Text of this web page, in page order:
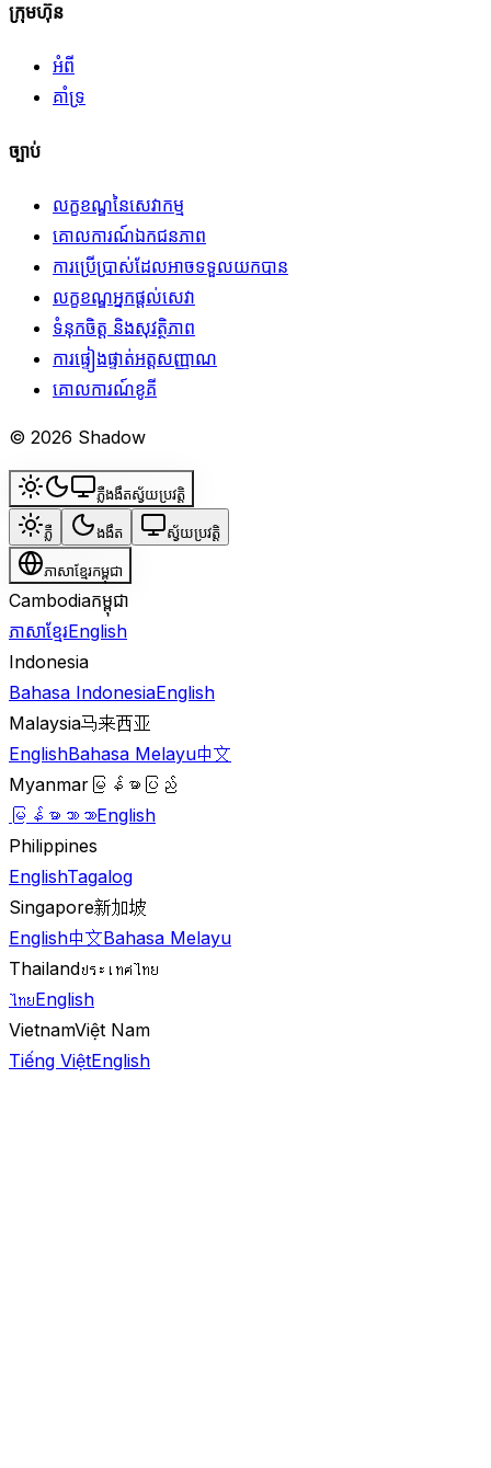
ក្រុមហ៊ុន
អំពី
គាំទ្រ
ច្បាប់
លក្ខខណ្ឌនៃសេវាកម្ម
គោលការណ៍ឯកជនភាព
ការប្រើប្រាស់ដែលអាចទទួលយកបាន
លក្ខខណ្ឌអ្នកផ្តល់សេវា
ទំនុកចិត្ត និងសុវត្ថិភាព
ការផ្ទៀងផ្ទាត់អត្តសញ្ញាណ
គោលការណ៍ខូគី
© 2026 Shadow
ភ្លឺងងឹតស្វ័យប្រវត្តិ
ភ្លឺ ងងឹត ស្វ័យប្រវត្តិ
ភាសាខ្មែរកម្ពុជា
Cambodiaកម្ពុជា
ភាសាខ្មែរEnglish
Indonesia
Bahasa IndonesiaEnglish
Malaysia马来西亚
EnglishBahasa Melayu中文
Myanmar မြန်မာပြည်
မြန်မာဘာသာEnglish
Philippines
EnglishTagalog
Singapore新加坡
English中文Bahasa Melayu
Thailandประเทศไทย
ไทยEnglish
VietnamViệt Nam
Tiếng ViệtEnglish